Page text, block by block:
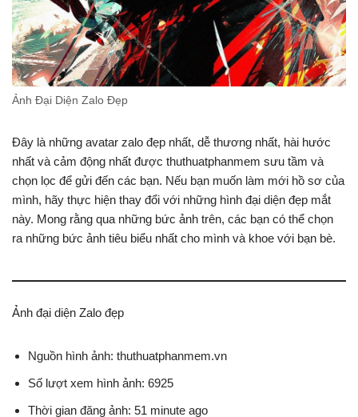
Ảnh Đại Diện Zalo Đẹp
Đây là những avatar zalo đẹp nhất, dễ thương nhất, hài hước
nhất và cảm động nhất được thuthuatphanmem sưu tầm và
chọn lọc để gửi đến các bạn. Nếu bạn muốn làm mới hồ sơ của
mình, hãy thực hiện thay đổi với những hình đại diện đẹp mắt
này. Mong rằng qua những bức ảnh trên, các bạn có thể chọn
ra những bức ảnh tiêu biểu nhất cho mình và khoe với bạn bè.
Ảnh đại diện Zalo đẹp
Nguồn hình ảnh: thuthuatphanmem.vn
Số lượt xem hình ảnh: 6925
Thời gian đăng ảnh: 51 minute ago